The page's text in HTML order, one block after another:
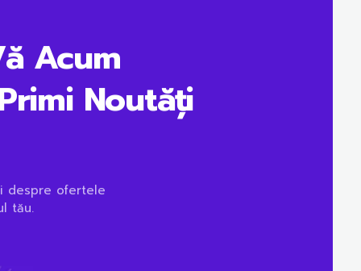
Acum
Noutăți
despre ofertele
tău.